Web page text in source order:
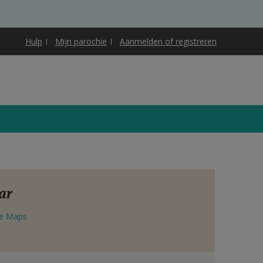
Hulp Mijn parochie Aanmelden of registreren
Maps